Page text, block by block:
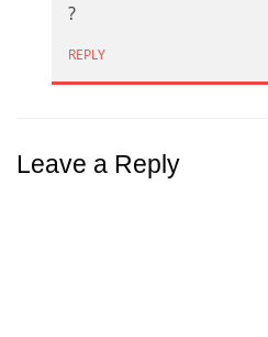
?
REPLY
Leave a Reply